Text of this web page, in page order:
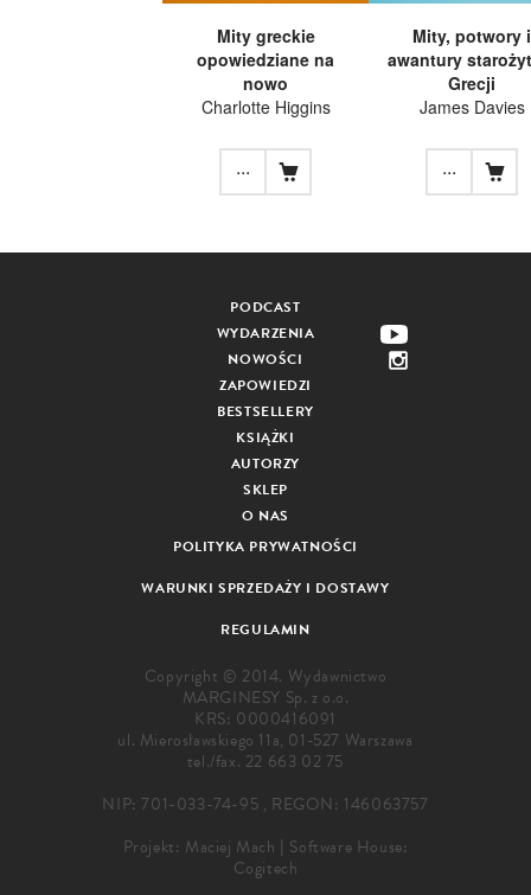
Mity greckie
opowiedziane na
nowo
Charlotte Higgins
...
Mity, potwory i
awantury
Grecji
James Davies
...
PODCAST
WYDARZENIA
NOWOŚCI
ZAPOWIEDZI
BESTSELLERY
KSIĄŻKI
AUTORZY
SKLEP
O NAS
POLITYKA PRYWATNOŚCI
WARUNKI SPRZEDAŻY I DOSTAWY
REGULAMIN
Copyright © 2014. Wydawnictwo
MARGINESY Sp. z o.o.
KRS: 0000416091
ul. Mierosławskiego 11a, 01-527 Warszawa
tel./fax. 22 663 02 75
NIP: 701-033-74-95 , REGON: 146063757
Projekt: Maciej Mach | Software House:
Cogitech